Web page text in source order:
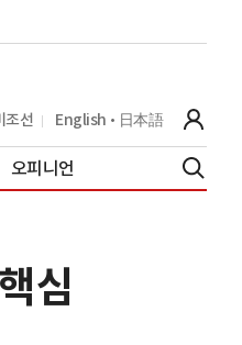
조선 English 日本語
오피니언
심